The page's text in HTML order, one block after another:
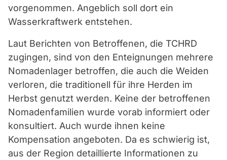
vorgenommen. Angeblich soll dort ein
Wasserkraftwerk entstehen.
Laut Berichten von Betroffenen, die TCHRD
zugingen, sind von den Enteignungen mehrere
Nomadenlager betroffen, die auch die Weiden
verloren, die traditionell für ihre Herden im
Herbst genutzt werden. Keine der betroffenen
Nomadenfamilien wurde vorab informiert oder
konsultiert. Auch wurde ihnen keine
Kompensation angeboten. Da es schwierig ist,
aus der Region detaillierte Informationen zu